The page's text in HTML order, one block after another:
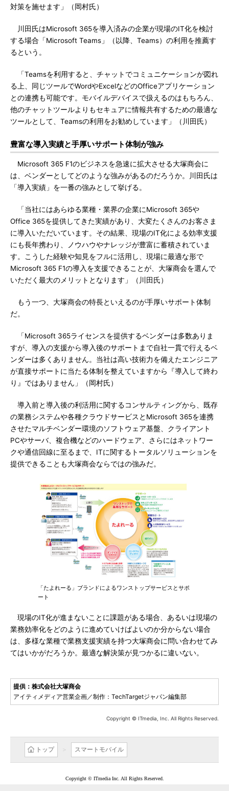
対策を施せます」（岡村氏）
川田氏はMicrosoft 365を導入済みの企業が現場のIT化を検討
する場合「Microsoft Teams」（以降、Teams）の利用を推薦す
るという。
「Teamsを利用すると、チャットでコミュニケーションが図れ
る上、同じツールでWordやExcelなどのOfficeアプリケーション
との連携も可能です。モバイルデバイスで扱えるのはもちろん、
他のチャットツールよりもセキュアに情報共有するための最適な
ツールとして、Teamsの利用をお勧めしています」（川田氏）
豊富な導入実績と手厚いサポート体制が強み
Microsoft 365 F1のビジネスを急速に拡大させる大塚商会に
は、ベンダーとしてどのような強みがあるのだろうか。川田氏は
「導入実績」を一番の強みとして挙げる。
「当社にはあらゆる業種・業界の企業にMicrosoft 365や
Office 365を提供してきた実績があり、大変たくさんのお客さま
に導入いただいています。その結果、現場のIT化による効率支援
にも長年携わり、ノウハウやナレッジが豊富に蓄積されていま
す。こうした経験や知見をフルに活用し、現場に最適な形で
Microsoft 365 F1の導入を支援できることが、大塚商会を選んで
いただく最大のメリットとなります」（川田氏）
もう一つ、大塚商会の特長といえるのが手厚いサポート体制
だ。
「Microsoft 365ライセンスを提供するベンダーは多数ありま
すが、導入の支援から導入後のサポートまで自社一貫で行えるベ
ンダーは多くありません。当社は高い技術力を備えたエンジニア
が直接サポートに当たる体制を整えていますから『導入して終わ
り』ではありません」（岡村氏）
導入前と導入後の利活用に関するコンサルティングから、既存
の業務システムや各種クラウドサービスとMicrosoft 365を連携
させたマルチベンダー環境のソフトウェア基盤、クライアント
PCやサーバ、複合機などのハードウェア、さらにはネットワー
クや通信回線に至るまで、ITに関するトータルソリューションを
提供できることも大塚商会ならではの強みだ。
「たよれーる」ブランドによるワンストップサービスとサポ
ート
現場のIT化が進まないことに課題がある場合、あるいは現場の
業務効率化をどのように進めていけばよいのか分からない場合
は、多様な業種で業務支援実績を持つ大塚商会に問い合わせてみ
てはいかがだろうか。最適な解決策が見つかるに違いない。
提供：株式会社大塚商会
アイティメディア営業企画／制作：TechTargetジャパン編集部
Copyright © ITmedia, Inc. All Rights Reserved.
トップ スマートモバイル
Copyright © ITmedia Inc. All Rights Reserved.